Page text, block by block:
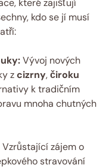
kdo ‍se jí musí
Vývoj nových
zcizrny,čiroku
k tradičním
mnoha ‍chutných‌
Vzrůstající zájem o
stravování